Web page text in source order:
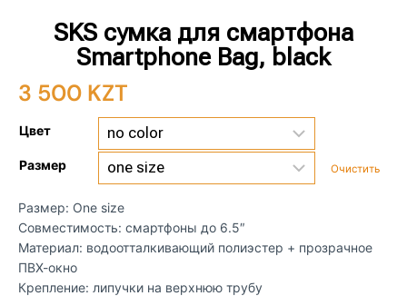
SKS сумка для смартфона
Smartphone Bag, black
3 500 KZT
Цвет
Размер Очистить
Размер: One size
Совместимость: смартфоны до 6.5″
Материал: водоотталкивающий полиэстер + прозрачное
ПВХ-окно
Крепление: липучки на верхнюю трубу